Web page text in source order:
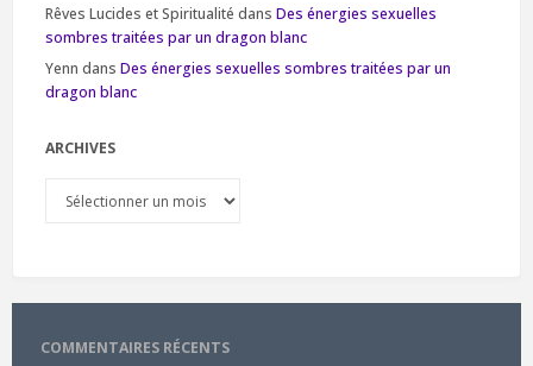
Rêves Lucides et Spiritualité dans Des énergies sexuelles
sombres traitées par un dragon blanc
Yenn dans Des énergies sexuelles sombres traitées par un
dragon blanc
ARCHIVES
COMMENTAIRES RÉCENTS